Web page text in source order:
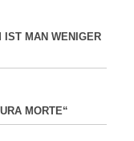
IST MAN WENIGER
MORTE“